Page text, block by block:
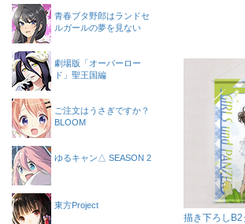
描き下ろしB2
青春ブタ野郎はランドセ
ルガールの夢を見ない
劇場版「オーバーロー
ド」聖王国編
ご注文はうさぎですか？
BLOOM
ゆるキャン△ SEASON 2
東方Project